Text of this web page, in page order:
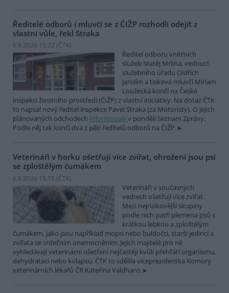
Ředitelé odborů i mluvčí se z ČIŽP rozhodli odejít z
vlastní vůle, řekl Straka
6.8.2026 15:22 (ČTK)
Ředitel odboru vnitřních
služeb Matěj Mrlina, vedoucí
služebního úřadu Oldřich
Jarolím a tisková mluvčí Miriam
Loužecká končí na České
inspekci životního prostředí (ČIŽP) z vlastní iniciativy. Na dotaz ČTK
to napsal nový ředitel inspekce Pavel Straka (za Motoristy). O jejich
plánovaných odchodech informovaly v pondělí Seznam Zprávy.
Podle něj tak končí dva z pěti ředitelů odborů na ČIŽP.
Veterináři v horku ošetřují více zvířat, ohrožení jsou psi
se zploštělým čumákem
6.8.2026 15:15 (ČTK)
Veterináři v současných
vedrech ošetřují více zvířat.
Mezi nejrizikovější skupiny
podle nich patří plemena psů s
krátkou lebkou a zploštělým
čumákem, jako jsou například mopsi nebo buldočci, starší jedinci a
zvířata se srdečním onemocněním. Jejich majitelé pro ně
vyhledávají veterinární ošetření nejčastěji kvůli přehřátí organismu,
dehydrataci nebo kolapsu. ČTK to sdělila viceprezidentka Komory
veterinárních lékařů ČR Kateřina Valdhans.